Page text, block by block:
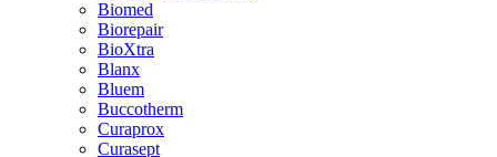
Biomed
Biorepair
BioXtra
Blanx
Bluem
Buccotherm
Curaprox
Curasept